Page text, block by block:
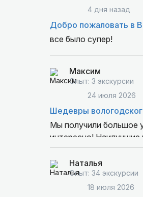
4 дня назад
Добро пожаловать в
все было супер!
Максим
Опыт: 3 экскурсии
24 июля 2026
Шедевры
Мы получили большое
интересно!
Наталья
Опыт: 34 экскурсии
18 июля 2026